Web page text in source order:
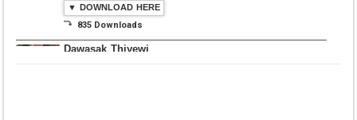
▼ DOWNLOAD HERE
⤵ 835 Downloads
Dawasak Thiyewi